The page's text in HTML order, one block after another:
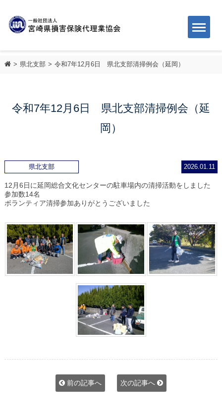
県北支部 令和7年12月6日 県北支部清掃例会（延岡）
令和7年12月6日 県北支部清掃例会（延
岡）
県北支部 2026.01.11
12月6日に延岡総合文化センターの駐車場内の清掃活動をしました
参加数14名
ボランティア清掃参加ありがとうございました
前の記事へ 次の記事へ